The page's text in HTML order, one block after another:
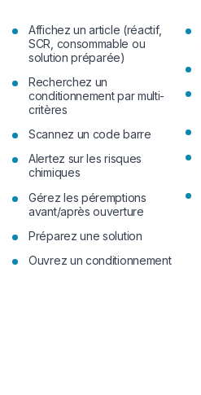
Affichez un article (réactif,
SCR, consommable ou
solution préparée)
Recherchez un
conditionnement par multi-
critères
Scannez un code barre
Alertez sur les risques
chimiques
Gérez les péremptions
avant/après ouverture
Préparez une solution
Ouvrez un conditionnement